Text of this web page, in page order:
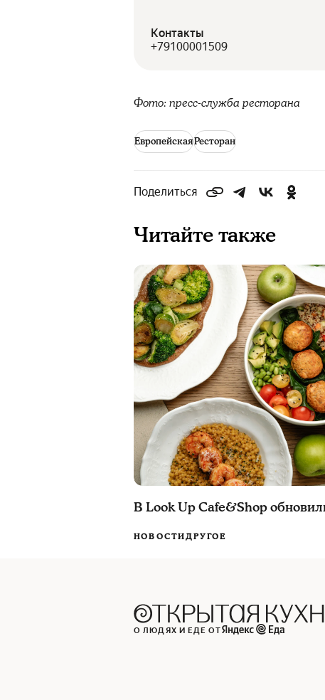
Контакты
+79100001509
Фото: пресс-служба ресторана
ЕвропейскаяРесторан
Поделиться
Читайте также
В Look Up Cafe&Shop
НОВОСТИДРУГОЕ
О ЛЮДЯХ И ЕДЕ ОТ